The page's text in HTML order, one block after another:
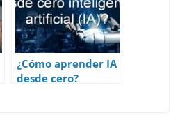
¿Cómo aprender IA
desde cero?